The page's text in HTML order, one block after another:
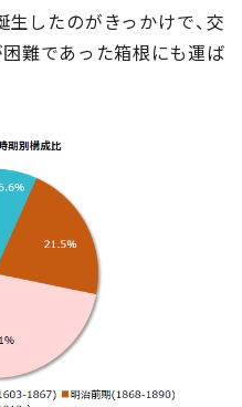
生したのがきっかけで、交
難であった箱根にも運ば